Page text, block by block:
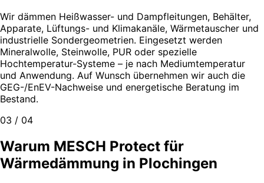
Wir dämmen Heißwasser- und Dampfleitungen, Behälter,
Apparate, Lüftungs- und Klimakanäle, Wärmetauscher und
industrielle Sondergeometrien. Eingesetzt werden
Mineralwolle, Steinwolle, PUR oder spezielle
Hochtemperatur-Systeme – je nach Mediumtemperatur
und Anwendung. Auf Wunsch übernehmen wir auch die
GEG-/EnEV-Nachweise und energetische Beratung im
Bestand.
03 / 04
Warum MESCH Protect für
Wärmedämmung in Plochingen